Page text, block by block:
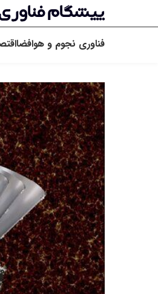
فناوری نجوم و هوافضا